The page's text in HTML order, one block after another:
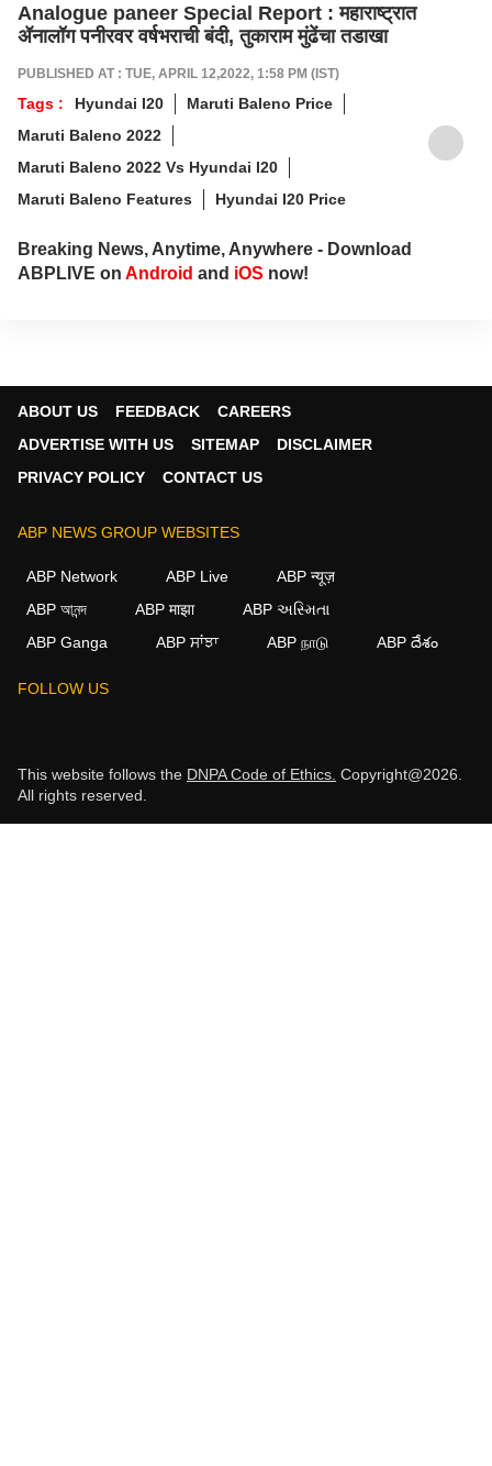
Analogue paneer Special Report : महाराष्ट्रात
ॲनालॉग पनीरवर वर्षभराची बंदी, तुकाराम मुंढेंचा तडाखा
PUBLISHED AT : TUE, APRIL 12,2022, 1:58 PM (IST)
Tags : Hyundai I20
Maruti Baleno Price
Maruti Baleno 2022
Maruti Baleno 2022 Vs Hyundai I20
Maruti Baleno Features
Hyundai I20 Price
Breaking News, Anytime, Anywhere - Download
ABPLIVE on Android and iOS now!
ABOUT US FEEDBACK
CAREERS
ADVERTISE WITH US
SITEMAP
DISCLAIMER
PRIVACY POLICY
CONTACT US
ABP NEWS GROUP WEBSITES
ABP Network ABP Live
ABP न्यूज़
ABP আনন্দ
ABP माझा
ABP અસ્મિતા
ABP Ganga
ABP ਸਾਂਝਾ ABP நாடு ABP దేశం
FOLLOW US
This website follows the DNPA Code of Ethics. Copyright@2026.
All rights reserved.